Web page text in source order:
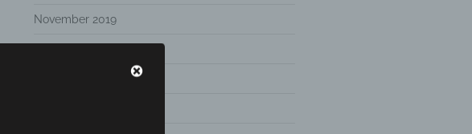
November 2019